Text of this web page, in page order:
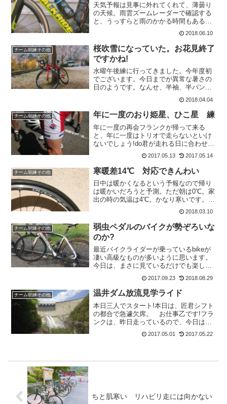
天気予報は見事に外れてくれて、薄曇り
の天候。雨雲ズームレーダーで確認する
と、うっすらと雨のかかる時間もあるよ
う。では、雨に降られても良いようにヘ
ルメットキャップとシューズカバーを装
着。しかしながら、雨はパラパラですみ
ました。アップ後からの急...
2018.06.10
チーム朝練その他
桜吹雪になっていた。お花見終了
ですかね!
水曜午後練に行ってきました。今年度初
でございます。今日までが異常な暑さの
日のようです。なんせ、半袖、半パンに
なれんるですから。週間からはまた3月の
気温に逆戻りするみたいです。では、暑
いうちに走っておかなくてはいけません
ね! と、いうことで...
2018.04.04
チーム朝練その他 年に一度のおり姫星、ひこ星 練
年に一度の再会フランクが帰って来る
と、年に一度はトリオで走らないといけ
ないでしょう!do君が走れる日に合わせ
て、土曜日に行いました。少し集合時間
を遅らせて8:25三角公園にまずはdo君と
再会ヾ(＾-＾*)おひさ～♪なんせ、一年ぶ
りの再会です...
2017.05.13 2017.05.14
チーム朝練その他 寒暖差14℃ 対応できんわい
日中は暖かくなるという予報なので帰り
は暖かいだろうと予測。ただ朝は0℃。家
出の時の気温は4℃。かなり寒いです。で
も快晴なので暖かくなるだろうと。なの
で、アンダーだけはマイナス対応の装備
で出かけました。これが間違いだったと
は～ 完全に判断ミ...
2018.03.10
チーム朝練その他
弱虫ペダルのバイクが勢ぞろいな
のか?
最近バイクライダーが乗っているbikeが
凄い高級なものが多いように思います。
今日は、まさに見ているだけでも楽しい
自転車品評会のような休憩地点でした。
自分らの世代では自転車漫画といえば、
「シャカリキ」「ギャンブルレーサー」
でした。最近は「弱虫...
2017.09.23 2018.08.29
チーム朝練その他 温井ダム放流見学ライド
本日三人でスタート!本日は、匠君シフト
の都合で急遽欠席。 お仕事乙です!フラ
ンクは、昨日走っているので、今日はお
休み ヽ( ´ー`)ノ セノビ～では三人で、
加計までということでライドスタート
2017.05.01 2017.05.22
ちと肌寒い リハビリ走には向かない